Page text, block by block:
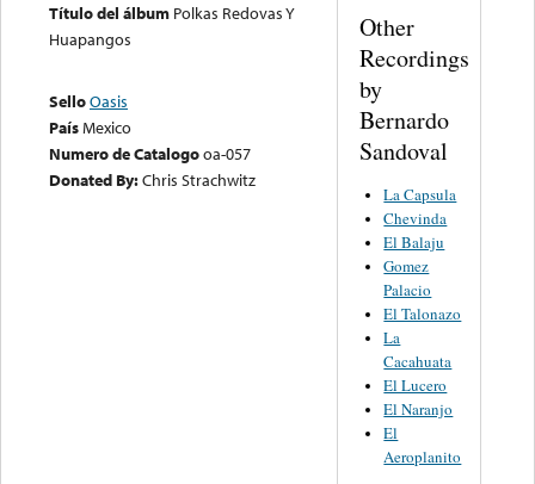
Título del álbum Polkas Redovas Y
Huapangos
SelloOasis
PaísMexico
Numero de Catalogooa-057
Donated By:Chris Strachwitz
Other
Recordings
by
Bernardo
Sandoval
La Capsula
Chevinda
El Balaju
Gomez
Palacio
El Talonazo
La
Cacahuata
El Lucero
El Naranjo
El
Aeroplanito